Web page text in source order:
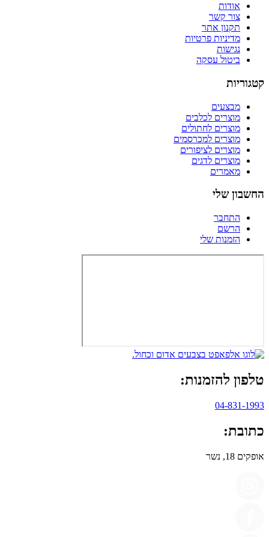
אודות
צור קשר
תקנון אתר
מדיניות פרטיות
נגישות
ביטול עסקה
קטגוריות
מבצעים
מוצרים לכלבים
מוצרים לחתולים
מוצרים למכרסמים
מוצרים לציפורים
מוצרים לדגים
מאמרים
החשבון שלי
התחבר
הרשם
הזמנות שלי
טלפון להזמנות:
04-831-1993
כתובת:
אופקים 18, נשר